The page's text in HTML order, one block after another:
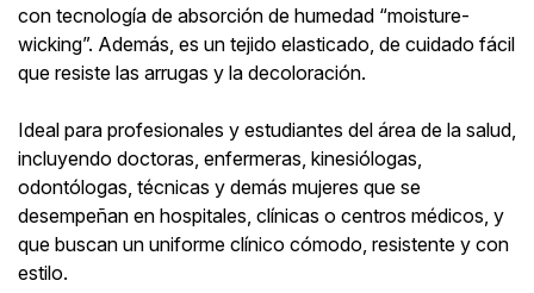
con tecnología de absorción de humedad “moisture-
wicking”. Además, es un tejido elasticado, de cuidado fácil
que resiste las arrugas y la decoloración.
Ideal para profesionales y estudiantes del área de la salud,
incluyendo doctoras, enfermeras, kinesiólogas,
odontólogas, técnicas y demás mujeres que se
desempeñan en hospitales, clínicas o centros médicos, y
que buscan un uniforme clínico cómodo, resistente y con
estilo.